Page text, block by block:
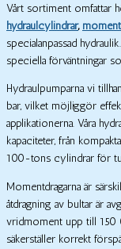
Vårt sortiment omfattar
hydraulcylindrar,
specialanpassad
speciella förväntningar
Hydraulpumparna vi
bar, vilket möjliggör
applikationerna. Våra
kapaciteter, från
100-tons cylindrar för
Momentdragarna är
åtdragning av bultar är
vridmoment upp till 150
säkerställer korrekt